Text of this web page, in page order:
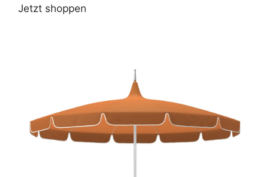
Jetzt shoppen